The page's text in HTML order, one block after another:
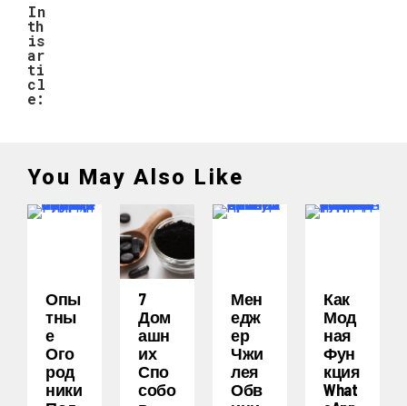
In
th
is
ar
ti
cl
e:
You May Also Like
Опы
Тны
Е
Ого
Род
Ники
7
Дом
Ашн
Их
Спо
Собо
Мен
Едж
Ер
Чжи
Лея
Обв
Как
Мод
Ная
Фун
Кция
What